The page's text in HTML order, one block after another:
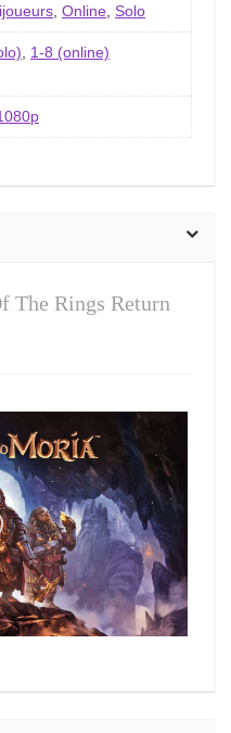
Online Solo
1-8 (online)
The Rings Return